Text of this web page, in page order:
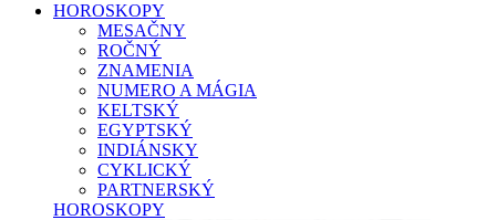
HOROSKOPY
MESAČNY
ROČNÝ
ZNAMENIA
NUMERO A MÁGIA
KELTSKÝ
EGYPTSKÝ
INDIÁNSKY
CYKLICKÝ
PARTNERSKÝ
HOROSKOPY